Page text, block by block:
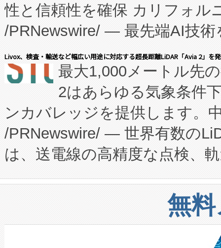
に、患者やサプライチェーン
キー方式で拡張性が高く、持
す。FCCM‑を活用した現地生
患者にとっての費用負担を大
のアクセスを大幅に拡大する
Fully-Connected Continuous
プログラムには、施設設計・
に関する技術移転および知的
構造化トレーニングカリキュ
上げおよび商用化段階におけ
設備整備および立ち上げ調整
加組織は、Enzeneのバイオ
性と信頼性を確保 カリフォル
/PRNewswire/ — 最先端AI技術
会社エーアイ・アンド：本社
President原信平）と、エンタ
ードするVoltaiqは、日本にあ
ーエネルギー貯蔵システム（
た。 Voltaiq独自のAI搭載プラ
定、統合、導入、運用に至る
安全性を追跡し、確保する事
増加しているデータセンター
る電力網に大きな負担をかけ
事業者の負担軽減という課題
Livox、検査・輸送など幅広い用途に対応する超長距離LiDAR「Avia 2」を
最大1,000メートル先
2はあらゆる気象条件
ンカバレッジを提供します。
/PRNewswire/ — 世界有数の
は、送電線の高精度な点検、
や穀物倉庫におけるバルク材
リューション「Avia 2」を発
したAvia 2は、1,000メート
狭視野のFOVを切り替えるこ
無